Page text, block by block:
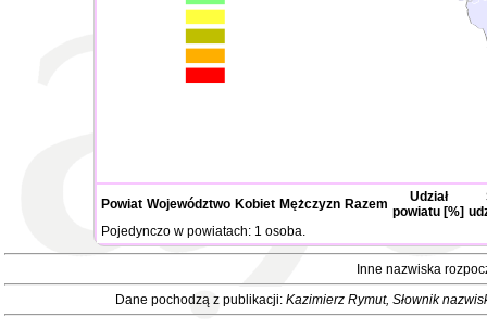
Powiat Województwo Kobiet Mężczyzn Razem
Udział
powiatu [%]
Pojedynczo w powiatach: 1 osoba.
Inne nazwiska
Dane pochodzą z publikacji: Kazimierz Rymut, Słownik